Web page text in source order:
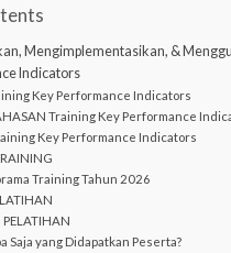
Mengimplementasikan, &
Indicators
Key Performance Indicators
Training Key Performance
Key Performance Indicators
Training Tahun 2026
PELATIHAN
Saja yang Didapatkan Peserta?